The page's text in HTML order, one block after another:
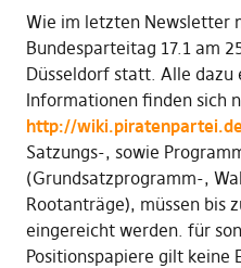
Wie im letzten Newsletter
Bundesparteitag 17.1 am
Düsseldorf statt. Alle dazu
Informationen finden sich
http://
Satzungs-, sowie
(Grundsatzprogramm-,
Rootanträge), müssen bis
eingereicht werden. für
Positionspapiere gilt keine